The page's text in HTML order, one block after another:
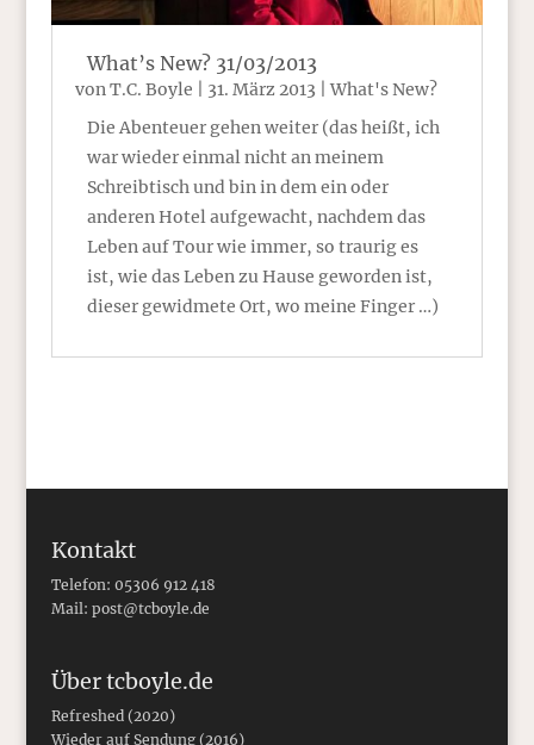
What’s New? 31/03/2013
von T.C. Boyle 31. März 2013 |What's New?
Die Abenteuer gehen weiter (das heißt, ich
war wieder einmal nicht an meinem
Schreibtisch und bin in dem ein oder
anderen Hotel aufgewacht, nachdem das
Leben auf Tour wie immer, so traurig es
ist, wie das Leben zu Hause geworden ist,
dieser gewidmete Ort, wo meine Finger …)
Kontakt
Telefon: 05306 912 418
Mail: post@tcboyle.de
Über tcboyle.de
Refreshed (2020)
Wieder auf Sendung (2016)